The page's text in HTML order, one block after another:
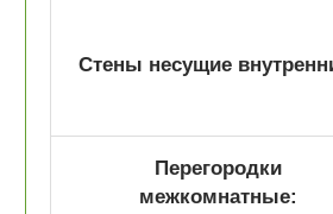
Стены несущие
Перегородки
межкомнатные: